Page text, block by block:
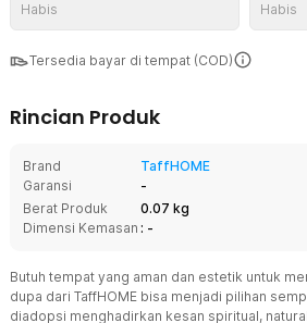
Habis Habis
Tersedia bayar di tempat (COD)
Rincian Produk
Brand
TaffHOME
Garansi
-
Berat Produk
0.07 kg
Dimensi Kemasan : -
Butuh tempat yang aman dan estetik untuk
dupa dari TaffHOME bisa menjadi pilihan
diadopsi menghadirkan kesan spiritual,